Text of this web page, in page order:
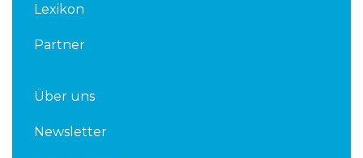
Lexikon
Partner
Über uns
Newsletter